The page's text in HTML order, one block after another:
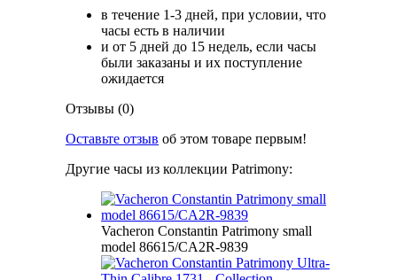
в течение 1-3 дней, при условии, что
часы есть в наличии
и от 5 дней до 15 недель, если часы
были заказаны и их поступление
ожидается
Отзывы (0)
Оставьте отзыв об этом товаре первым!
Другие часы из коллекции Patrimony:
Vacheron Constantin Patrimony small
model 86615/CA2R-9839